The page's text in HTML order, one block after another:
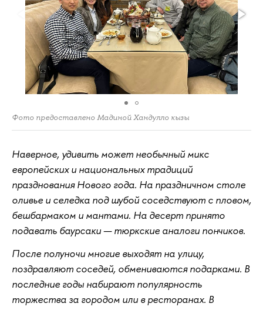
Фото предоставлено Мадиной Хандулло кызы
Наверное, удивить может необычный микс
европейских и национальных традиций
празднования Нового года. На праздничном столе
оливье и селедка под шубой соседствуют с пловом,
бешбармаком и мантами. На десерт принято
подавать баурсаки — тюркские аналоги пончиков.
После полуночи многие выходят на улицу,
поздравляют соседей, обмениваются подарками. В
последние годы набирают популярность
торжества за городом или в ресторанах. В